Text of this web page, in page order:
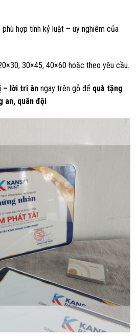
phù hợp tính kỷ luật – uy nghiêm của
30×45, 40×60 hoặc theo yêu cầu.
– lời tri ân ngay trên gỗ để quà tặng
an, quân đội